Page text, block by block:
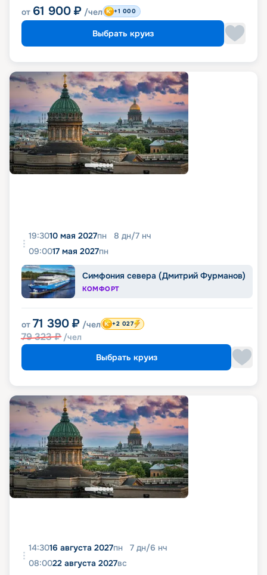
от 61 900 ₽ /чел +1 000
Выбрать круиз
19:3010 мая 2027пн 8 дн/7 нч
09:0017 мая 2027пн
Симфония севера (Дмитрий Фурманов)
КОМФОРТ
от 71 390 ₽ /чел
79 323₽ /чел
+2 027
Выбрать круиз
14:3016 августа 2027пн 7 дн/6 нч
08:0022 августа 2027вс